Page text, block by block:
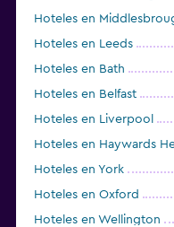
Hoteles en
Hoteles en Leeds
Hoteles en Bath
Hoteles en Belfast
Hoteles en Liverpool
Hoteles en Haywards
Hoteles en York
Hoteles en Oxford
Hoteles en Wellington